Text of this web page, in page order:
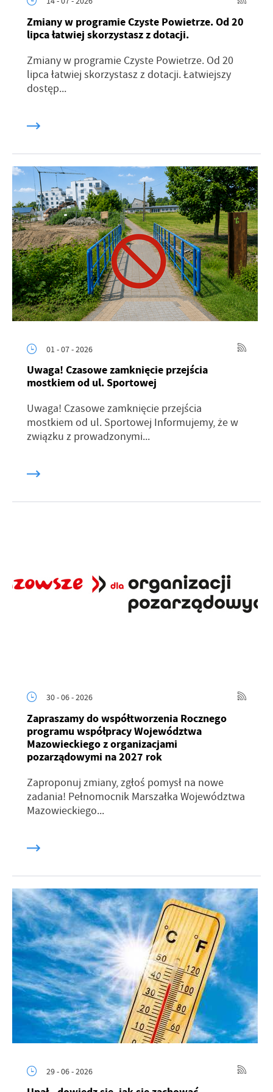
Zmiany w programie Czyste Powietrze. Od 20
lipca łatwiej skorzystasz z dotacji.
Zmiany w programie Czyste Powietrze. Od 20
lipca łatwiej skorzystasz z dotacji. Łatwiejszy
dostęp...
01 - 07 - 2026
Uwaga! Czasowe zamknięcie przejścia
mostkiem od ul. Sportowej
Uwaga! Czasowe zamknięcie przejścia
mostkiem od ul. Sportowej Informujemy, że w
związku z prowadzonymi...
30 - 06 - 2026
Zapraszamy do współtworzenia Rocznego
programu współpracy Województwa
Mazowieckiego z organizacjami
pozarządowymi na 2027 rok
Zaproponuj zmiany, zgłoś pomysł na nowe
zadania! Pełnomocnik Marszałka Województwa
Mazowieckiego...
29 - 06 - 2026
promocyjne mogą pojawić się na stronach podmiotów trzecich lub
firm będących naszymi partnerami oraz innych dostawców usług.
Firmy te działają w charakterze pośredników prezentujących nasze
społecznościowych.